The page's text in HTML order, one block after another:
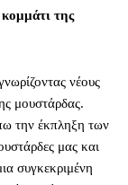
της
νέους
μουστάρδας.
την έκπληξη των
μας και
συγκεκριμένη